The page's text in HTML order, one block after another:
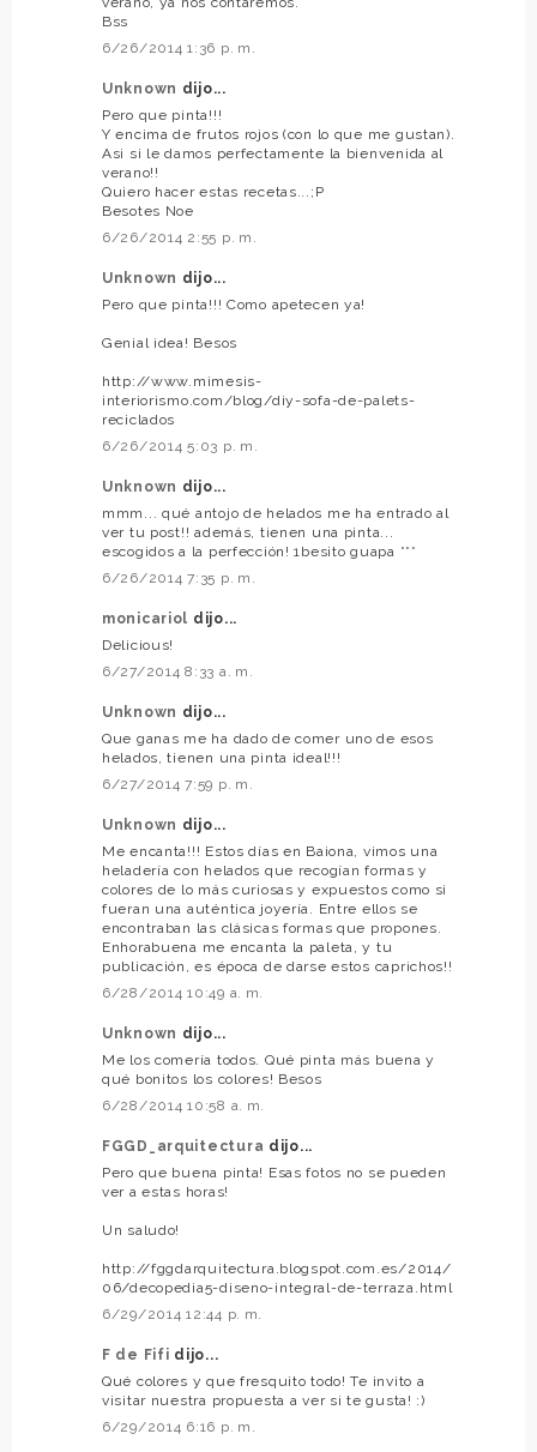
Bss
6/26/2014 1:36 p. m.
Unknown dijo...
Pero que pinta!!!
Y encima de frutos rojos (con lo que me gustan).
Asi si le damos perfectamente la bienvenida al
verano!!
Quiero hacer estas recetas...;P
Besotes Noe
6/26/2014 2:55 p. m.
Unknown dijo...
Pero que pinta!!! Como apetecen ya!
Genial idea! Besos
http://www.mimesis-
interiorismo.com/blog/diy-sofa-de-palets-
reciclados
6/26/2014 5:03 p. m.
Unknown dijo...
mmm... qué antojo de helados me ha entrado al
ver tu post!! además, tienen una pinta...
escogidos a la perfección! 1besito guapa ***
6/26/2014 7:35 p. m.
monicariol dijo...
Delicious!
6/27/2014 8:33 a. m.
Unknown dijo...
Que ganas me ha dado de comer uno de esos
helados, tienen una pinta ideal!!!
6/27/2014 7:59 p. m.
Unknown dijo...
Me encanta!!! Estos días en Baiona, vimos una
heladería con helados que recogían formas y
colores de lo más curiosas y expuestos como si
fueran una auténtica joyería. Entre ellos se
encontraban las clásicas formas que propones.
Enhorabuena me encanta la paleta, y tu
publicación, es época de darse estos caprichos!!
6/28/2014 10:49 a. m.
Unknown dijo...
Me los comería todos. Qué pinta más buena y
qué bonitos los colores! Besos
6/28/2014 10:58 a. m.
FGGD_arquitectura dijo...
Pero que buena pinta! Esas fotos no se pueden
ver a estas horas!
Un saludo!
http://fggdarquitectura.blogspot.com.es/2014/
06/decopedia5-diseno-integral-de-terraza.html
6/29/2014 12:44 p. m.
F de Fifi dijo...
Qué colores y que fresquito todo! Te invito a
visitar nuestra propuesta a ver si te gusta! :)
6/29/2014 6:16 p. m.